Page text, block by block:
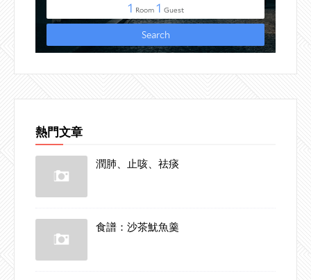
熱門文章
潤肺、止咳、祛痰
食譜：沙茶魷魚羹